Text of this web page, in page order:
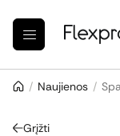
/ Naujienos /
Grįžti